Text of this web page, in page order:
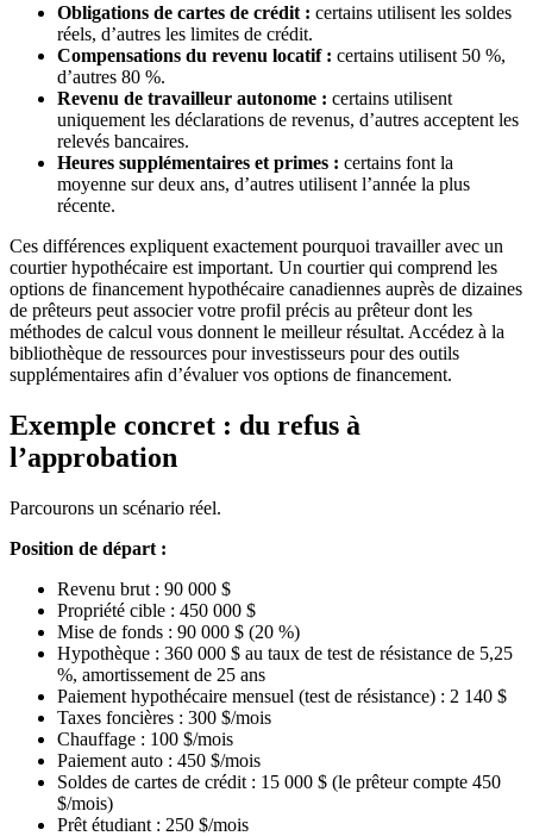
Obligations de cartes de crédit : certains utilisent les soldes
réels, d’autres les limites de crédit.
Compensations du revenu locatif : certains utilisent 50 %,
d’autres 80 %.
Revenu de travailleur autonome : certains utilisent
uniquement les déclarations de revenus, d’autres acceptent les
relevés bancaires.
Heures supplémentaires et primes : certains font la
moyenne sur deux ans, d’autres utilisent l’année la plus
récente.
Ces différences expliquent exactement pourquoi travailler avec un
courtier hypothécaire est important. Un courtier qui comprend les
options de financement hypothécaire canadiennes auprès de dizaines
de prêteurs peut associer votre profil précis au prêteur dont les
méthodes de calcul vous donnent le meilleur résultat. Accédez à la
bibliothèque de ressources pour investisseurs pour des outils
supplémentaires afin d’évaluer vos options de financement.
Exemple concret : du refus à
l’approbation
Parcourons un scénario réel.
Position de départ :
Revenu brut : 90 000 $
Propriété cible : 450 000 $
Mise de fonds : 90 000 $ (20 %)
Hypothèque : 360 000 $ au taux de test de résistance de 5,25
%, amortissement de 25 ans
Paiement hypothécaire mensuel (test de résistance) : 2 140 $
Taxes foncières : 300 $/mois
Chauffage : 100 $/mois
Paiement auto : 450 $/mois
Soldes de cartes de crédit : 15 000 $ (le prêteur compte 450
$/mois)
Prêt étudiant : 250 $/mois